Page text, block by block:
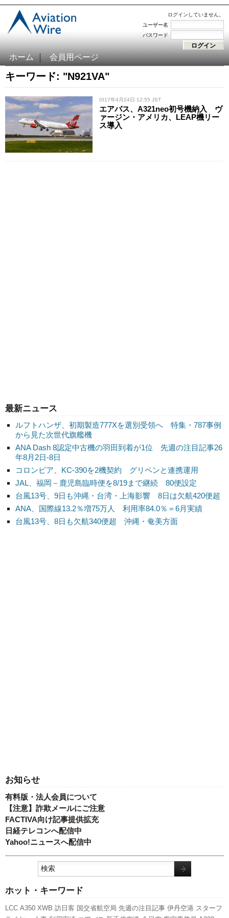
ログインしていません。
ユーザー名
パスワード
ホーム 会員用ページ
キーワード: "N921VA"
/ 2017年4月24日 12:55 JST
エアバス、A321neo初号機納入 ヴ
ァージン・アメリカ、LEAP機リー
ス導入
最新ニュース
ルフトハンザ、初期製造777Xを選別受領へ 特集・787事例
から見た次世代旗艦機
ANA Dash 8認定中古機の羽田到着が1位 先週の注目記事26
年8月2日-8日
コロンビア、KC-390を2機契約 グリペンと連携運用
JAL、福岡－鹿児島臨時便を8/19まで継続 80便設定
台風13号、9日も沖縄・台湾・上海影響 8日は欠航420便超
ANA、国際線13.2％増75万人 利用率84.0％＝6月実績
台風13号、8日も欠航340便超 沖縄・奄美方面
お知らせ
有料版・法人会員について
【注意】詐欺メールにご注意
FACTIVA向け記事提供拡充
日経テレコンへ配信中
Yahoo!ニュースへ配信中
ホット・キーワード
LCC A350 XWB 訪日客 国交省航空局 先週の注目記事 伊丹空港 スターフ